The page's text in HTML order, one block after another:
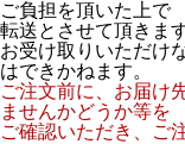
ご負担を頂いた上で
転送とさせて頂きます
お受け取りいただけ
はできかねます。
ご注文前に、お届け
ませんかどうか等を
ご確認いただき、ご